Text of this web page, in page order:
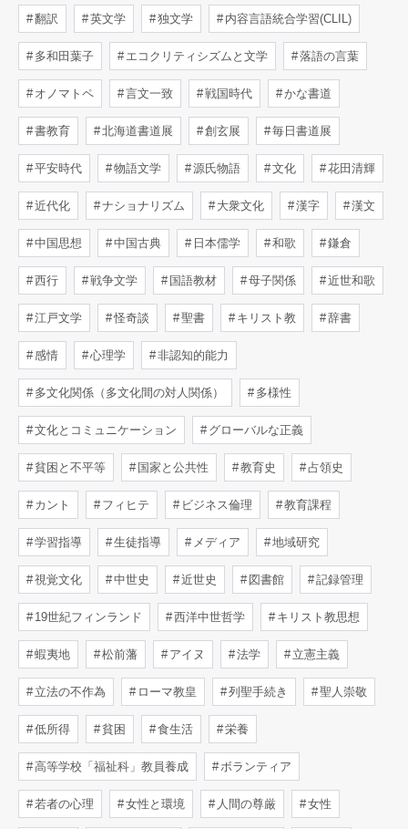
翻訳 英文学 独文学 内容言語統合学習(CLIL)
多和田葉子 エコクリティシズムと文学 落語の言葉
オノマトペ 言文一致 戦国時代 かな書道
書教育 北海道書道展 創玄展 毎日書道展
平安時代 物語文学 源氏物語 文化 花田清輝
近代化 ナショナリズム 大衆文化 漢字 漢文
中国思想 中国古典 日本儒学 和歌 鎌倉
西行 戦争文学 国語教材 母子関係 近世和歌
江戸文学 怪奇談 聖書 キリスト教 辞書
感情 心理学 非認知的能力
多文化関係（多文化間の対人関係） 多様性
文化とコミュニケーション グローバルな正義
貧困と不平等 国家と公共性 教育史 占領史
カント フィヒテ ビジネス倫理 教育課程
学習指導 生徒指導 メディア 地域研究
視覚文化 中世史 近世史 図書館 記録管理
19世紀フィンランド 西洋中世哲学 キリスト教思想
蝦夷地 松前藩 アイヌ 法学 立憲主義
立法の不作為 ローマ教皇 列聖手続き 聖人崇敬
低所得 貧困 食生活 栄養
高等学校「福祉科」教員養成 ボランティア
若者の心理 女性と環境 人間の尊厳 女性